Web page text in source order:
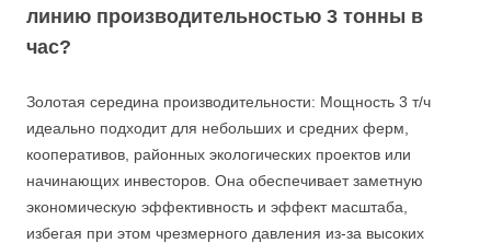
линию производительностью 3 тонны в
час?
Золотая середина производительности: Мощность 3 т/ч
идеально подходит для небольших и средних ферм,
кооперативов, районных экологических проектов или
начинающих инвесторов. Она обеспечивает заметную
экономическую эффективность и эффект масштаба,
избегая при этом чрезмерного давления из-за высоких